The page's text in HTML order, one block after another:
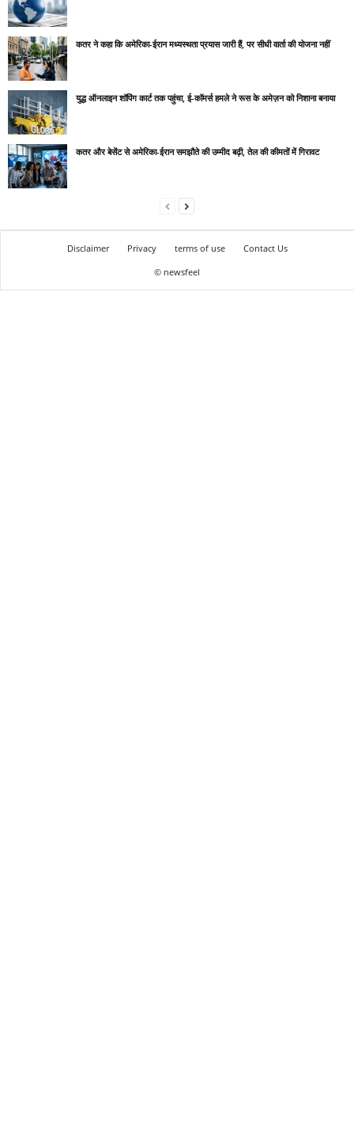
कतर ने कहा कि अमेरिका-ईरान मध्यस्थता प्रयास जारी हैं, पर सीधी वार्ता की योजना नहीं
युद्ध ऑनलाइन शॉपिंग कार्ट तक पहुंचा, ई-कॉमर्स हमले ने रूस के अमेज़न को निशाना बनाया
कतर और बेसेंट से अमेरिका-ईरान समझौते की उम्मीद बढ़ी, तेल की कीमतों में गिरावट
Disclaimer Privacy terms of use
Contact Us
© newsfeel